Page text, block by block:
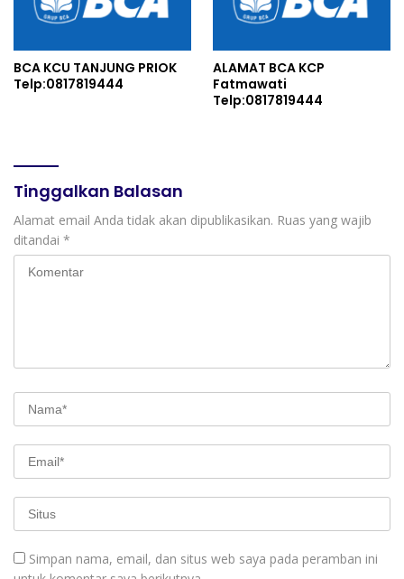
BCA KCU TANJUNG PRIOK
Telp:0817819444
ALAMAT BCA KCP
Fatmawati
Telp:0817819444
Tinggalkan Balasan
Alamat email Anda tidak akan dipublikasikan. Ruas yang wajib
ditandai *
Simpan nama, email, dan situs web saya pada peramban ini